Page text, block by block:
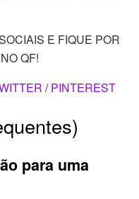
E FIQUE POR
QF!
/PINTEREST
para uma